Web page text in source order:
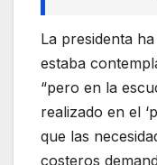
La presidenta
estaba
“pero en la
realizado en el
que las
costeros